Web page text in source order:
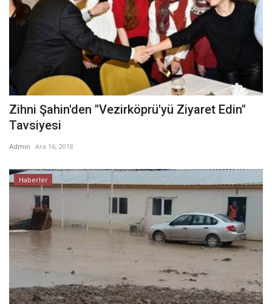
Zihni Şahin'den "Vezirköprü'yü Ziyaret Edin"
Tavsiyesi
Admin Ara 16, 2018
Haberler